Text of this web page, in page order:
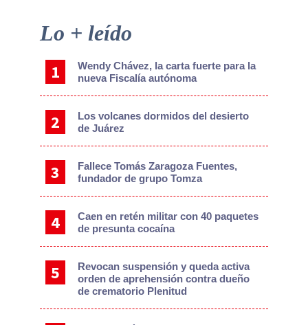
Primary
Lo + leído
Wendy Chávez, la carta fuerte para la
nueva Fiscalía autónoma
Los volcanes dormidos del desierto
de Juárez
Fallece Tomás Zaragoza Fuentes,
fundador de grupo Tomza
Caen en retén militar con 40 paquetes
de presunta cocaína
Revocan suspensión y queda activa
orden de aprehensión contra dueño
de crematorio Plenitud